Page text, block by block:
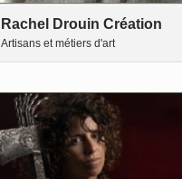
Rachel Drouin Création
Artisans et métiers d'art